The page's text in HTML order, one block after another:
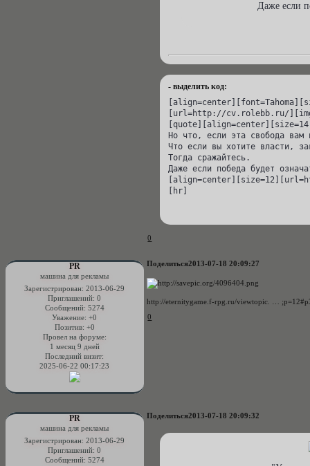
Даже если
- выделить код:
[url=http://cv.rolebb.ru/
Но что, если эта свобода вам
Что если вы хотите власти,
Тогда сражайтесь.
Даже если победа будет
[hr]
0
Поделиться2013-07-18 20:09:27
PR
машина для рекламы
Зарегистрирован: 2013-06-29
Приглашений: 0
Сообщений: 5274
Уважение: +0
Позитив: +0
Провел на форуме:
1 месяц 9 дней
Последний визит:
2025-06-22 00:17:23
http://eternitygame.f-rpg.ru/viewtopic. …
0
Поделиться2013-07-18 20:09:32
PR
машина для рекламы
Зарегистрирован: 2013-06-29
Приглашений: 0
Сообщений: 5274